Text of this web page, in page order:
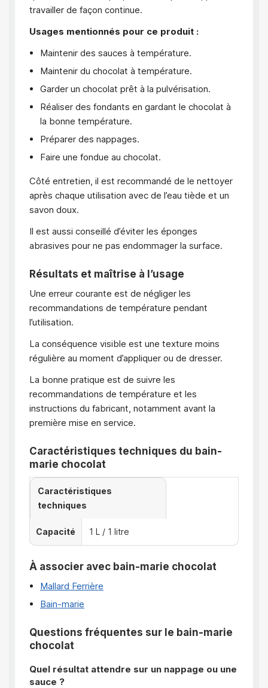
travailler de façon continue.
Usages mentionnés pour ce produit :
Maintenir des sauces à température.
Maintenir du chocolat à température.
Garder un chocolat prêt à la pulvérisation.
Réaliser des fondants en gardant le chocolat à
la bonne température.
Préparer des nappages.
Faire une fondue au chocolat.
Côté entretien, il est recommandé de le nettoyer
après chaque utilisation avec de l’eau tiède et un
savon doux.
Il est aussi conseillé d’éviter les éponges
abrasives pour ne pas endommager la surface.
Résultats et maîtrise à l’usage
Une erreur courante est de négliger les
recommandations de température pendant
l’utilisation.
La conséquence visible est une texture moins
régulière au moment d’appliquer ou de dresser.
La bonne pratique est de suivre les
recommandations de température et les
instructions du fabricant, notamment avant la
première mise en service.
Caractéristiques techniques du bain-
marie chocolat
Caractéristiques
techniques
Capacité 1 L / 1 litre
À associer avec bain-marie chocolat
Mallard Ferrière
Bain-marie
Questions fréquentes sur le bain-marie
chocolat
Quel résultat attendre sur un nappage ou une
sauce ?